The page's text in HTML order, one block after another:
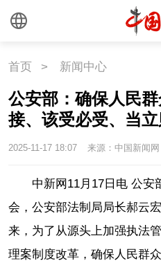
首页 > 新闻中心
公安部：确保人民
接、该受必受、当
2025-11-17 18:07 来源：中国新闻网
中新网11月17日电 公安
会，公安部法制局局长郝云
来，为了从源头上加强执法
理案制度改革，确保人民群